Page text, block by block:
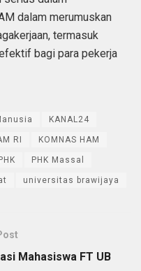
dalam merumuskan
termasuk
bagi para pekerja
KANAL24
RI KOMNAS HAM
PHK Massal
universitas brawijaya
Mahasiswa FT UB